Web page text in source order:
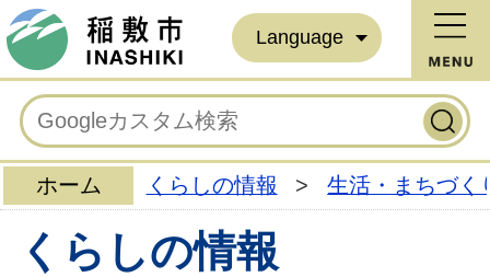
Language
ホーム くらしの情報 > 生活・まちづく
くらしの情報